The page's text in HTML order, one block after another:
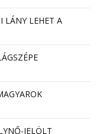
LÁNY LEHET A
JELÖLT